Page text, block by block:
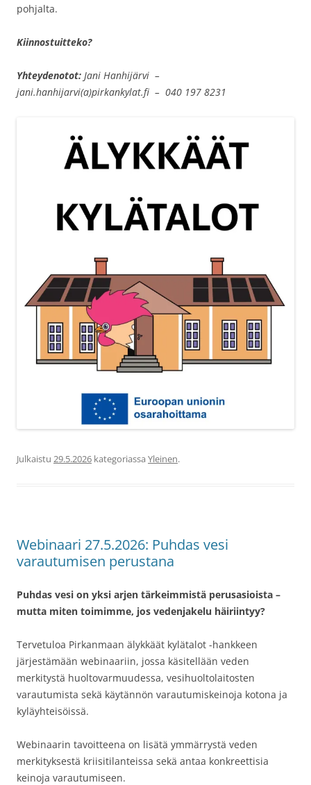
pohjalta.
Kiinnostuitteko?
Yhteydenotot: Jani Hanhijärvi –
jani.hanhijarvi(a)pirkankylat.fi – 040 197 8231
Julkaistu 29.5.2026 kategoriassa Yleinen.
Webinaari 27.5.2026: Puhdas vesi
varautumisen perustana
Puhdas vesi on yksi arjen tärkeimmistä perusasioista –
mutta miten toimimme, jos vedenjakelu häiriintyy?
Tervetuloa Pirkanmaan älykkäät kylätalot -hankkeen
järjestämään webinaariin, jossa käsitellään veden
merkitystä huoltovarmuudessa, vesihuoltolaitosten
varautumista sekä käytännön varautumiskeinoja kotona ja
kyläyhteisöissä.
Webinaarin tavoitteena on lisätä ymmärrystä veden
merkityksestä kriisitilanteissa sekä antaa konkreettisia
keinoja varautumiseen.